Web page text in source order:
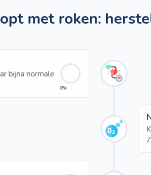
met roken:
bijna normale
0%